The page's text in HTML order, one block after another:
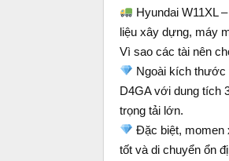
Hyundai W11XL
liệu xây dựng, máy
Vì sao các tài nên
Ngoài kích thước
D4GA với dung tích
trọng tải lớn.
Đặc biệt, momen
tốt và di chuyển ổn